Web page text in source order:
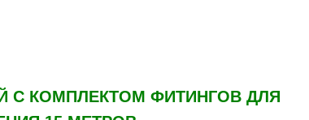
С КОМПЛЕКТОМ ФИТИНГОВ ДЛЯ